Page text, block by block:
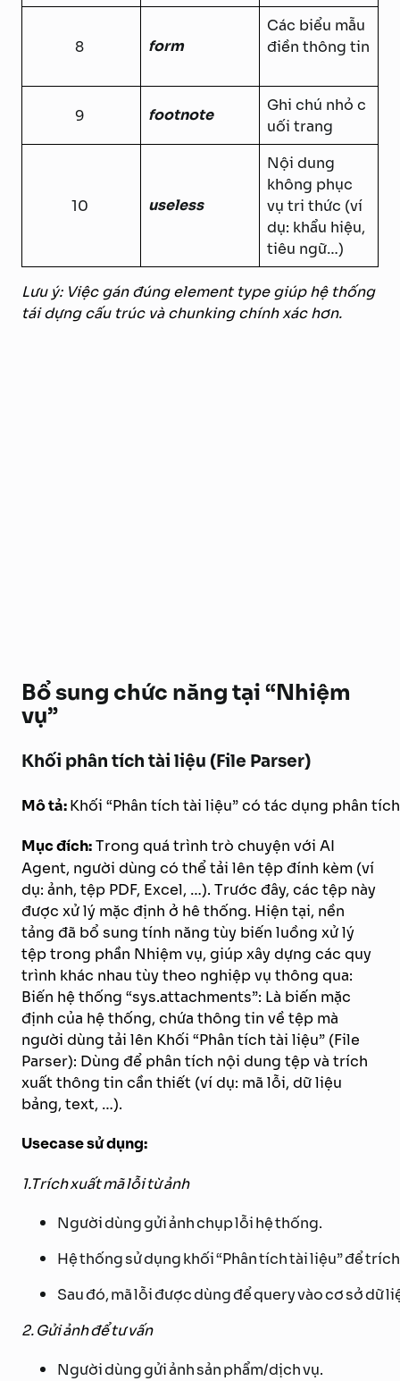
8 form
Các biểu mẫu
điền thông tin
9 footnote
Ghi chú nhỏ c
uối trang
10 useless
Nội dung
không phục
vụ tri thức (ví
dụ: khẩu hiệu,
tiêu ngữ…)
Lưu ý: Việc gán đúng element type giúp hệ thống
tái dựng cấu trúc và chunking chính xác hơn.
Bổ sung chức năng tại “Nhiệm
vụ”
Khối phân tích tài liệu (File Parser)
Mô tả:Khối “Phân tích tài liệu” có tác dụng phân
Mục đích:Trong quá trình trò chuyện với AI
Agent, người dùng có thể tải lên tệp đính kèm (ví
dụ: ảnh, tệp PDF, Excel, …). Trước đây, các tệp này
được xử lý mặc định ở hê thống. Hiện tại, nền
tảng đã bổ sung tính năng tùy biến luồng xử lý
tệp trong phần Nhiệm vụ, giúp xây dựng các quy
trình khác nhau tùy theo nghiệp vụ thông qua:
Biến hệ thống “sys.attachments”: Là biến mặc
định của hệ thống, chứa thông tin về tệp mà
người dùng tải lên Khối “Phân tích tài liệu” (File
Parser): Dùng để phân tích nội dung tệp và trích
xuất thông tin cần thiết (ví dụ: mã lỗi, dữ liệu
bảng, text, …).
Usecase sử dụng:
1.Trích xuất mã lỗi từ ảnh
Người dùng gửi ảnh chụp lỗi hệ thống.
Hệ thống sử dụng khối “Phân tích tài liệu” để
Sau đó, mã lỗi được dùng để query vào cơ sở dữ
2. Gửi ảnh để tư vấn
Người dùng gửi ảnh sản phẩm/dịch vụ.